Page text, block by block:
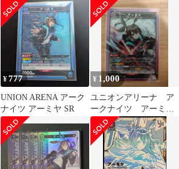
¥777
UNION ARENA アーク
ナイツ アーミヤ SR
¥ 1,000
ユニオンアリーナ ア
ークナイツ アーミ
ヤ SR